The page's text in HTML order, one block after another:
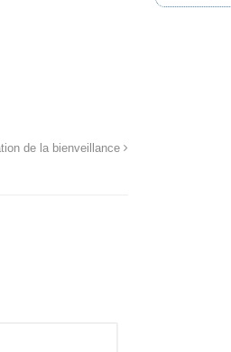
de la bienveillance